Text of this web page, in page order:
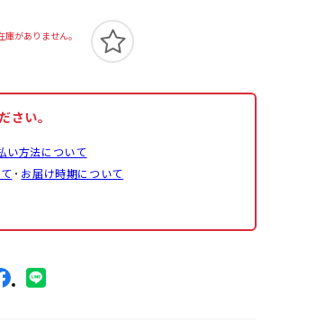
庫がありません。
さい。
い方法について
お届け時期について